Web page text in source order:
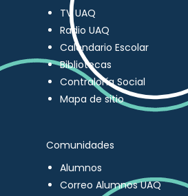
TV UAQ
Radio UAQ
Calendario Escolar
Bibliotecas
Contraloría Social
Mapa de sitio
Comunidades
Alumnos
Correo Alumnos UAQ